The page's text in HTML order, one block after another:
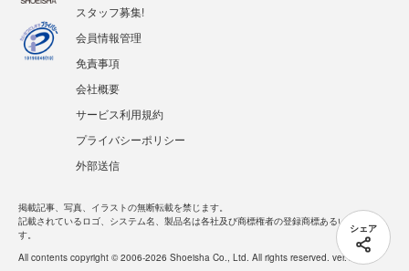
シェア
スタッフ募集!
会員情報管理
免責事項
会社概要
サービス利用規約
プライバシーポリシー
外部送信
掲載記事、写真、イラストの無断転載を禁じます。
記載されているロゴ、システム名、製品名は各社及び商標権者の登録商標あるいは商標で
す。
All contents copyright © 2006-2026 Shoeisha Co., Ltd. All rights reserved. ver.1.5